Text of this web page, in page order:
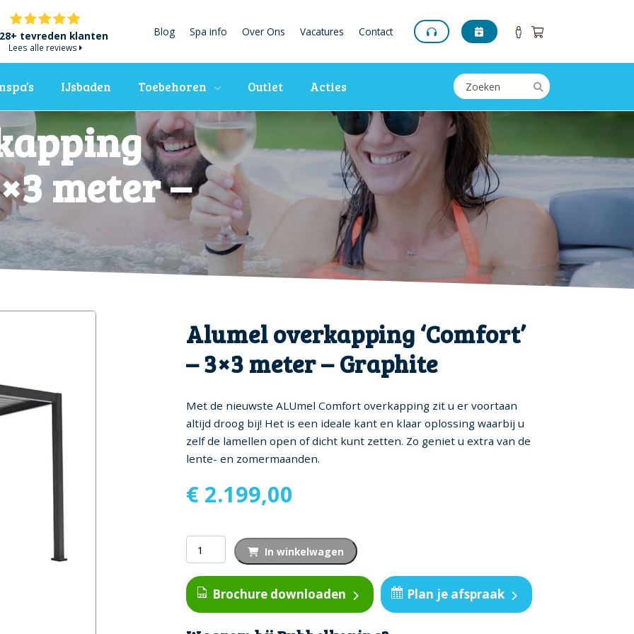
tevreden klanten
Lees alle reviews
Blog Spa info Over Ons Vacatures Contact
IJsbaden Toebehoren Outlet Acties
meter –
Alumel overkapping ‘Comfort’
– 3×3 meter – Graphite
Met de nieuwste ALUmel Comfort overkapping zit u er voortaan
altijd droog bij! Het is een ideale kant en klaar oplossing waarbij u
zelf de lamellen open of dicht kunt zetten. Zo geniet u extra van de
lente- en zomermaanden.
€ 2.199,00
Alumel
overkapping
'Comfort'
-
3x3
In winkelwagen
Brochure downloaden Plan je afspraak